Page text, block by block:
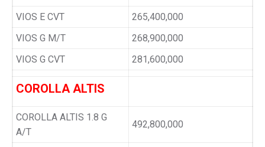
VIOS E CVT
265,400,000
VIOS G M/T
268,900,000
VIOS G CVT
281,600,000
COROLLA ALTIS
COROLLA ALTIS 1.8 G
A/T
492,800,000